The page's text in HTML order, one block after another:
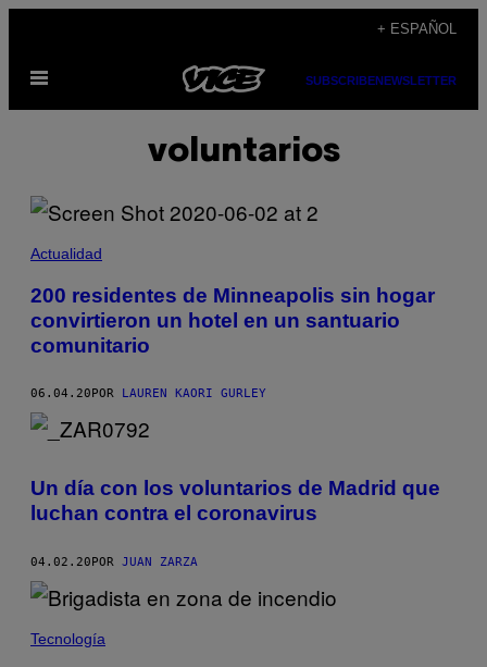
contenido
+ ESPAÑOL
Abrir
SUBSCRIBENEWSLETTER
voluntarios
Actualidad
200 residentes de Minneapolis sin hogar
convirtieron un hotel en un santuario
comunitario
06.04.20 POR LAUREN KAORI GURLEY
Un día con los voluntarios de Madrid que
luchan contra el coronavirus
04.02.20POR JUAN ZARZA
Tecnología